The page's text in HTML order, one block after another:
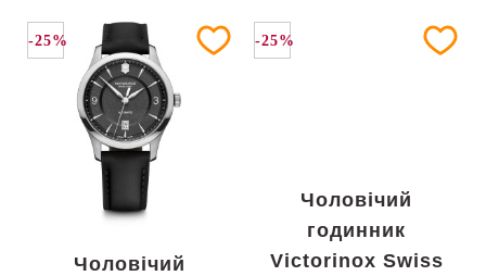
-25%
Чоловічий
-25%
Чоловічий
годинник
Victorinox Swiss